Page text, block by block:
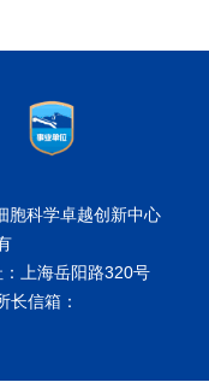
科学卓越创新中心
海岳阳路320号
信箱：